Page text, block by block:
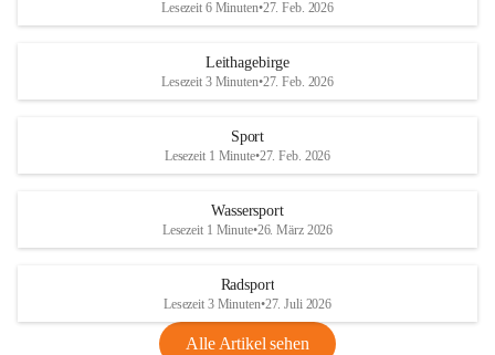
S
Maßnahmen zur Bekämpfung
Rebe und der Amerikanischen
Anhang VBl. EU Nr. 18
1 Seite•1,4 MB
VBl. EU Nr. 18_2026
r
S
Lesezeit 6 Minuten•27. Feb. 2026
Leithagebirge
Lesezeit 3 Minuten•27. Feb. 2026
Sport
Lesezeit 1 Minute•27. Feb. 2026
Wassersport
Lesezeit 1 Minute•26. März 2026
Radsport
Lesezeit 3 Minuten•27. Juli 2026
Alle Artikel sehen